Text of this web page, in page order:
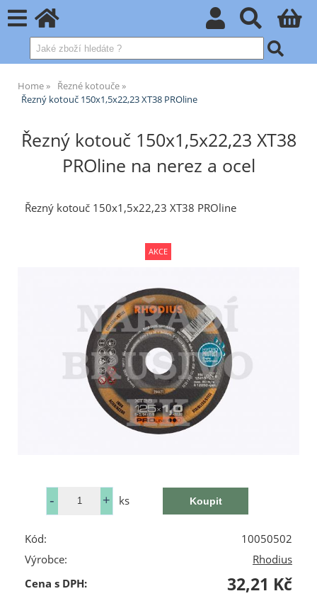
Home
Řezné kotouče
Řezný kotouč 150x1,5x22,23 XT38 PROline
Řezný kotouč 150x1,5x22,23 XT38
PROline na nerez a ocel
Řezný kotouč 150x1,5x22,23 XT38 PROline
ks
Kód:
10050502
Výrobce:
Rhodius
Cena s DPH:
32,21 Kč